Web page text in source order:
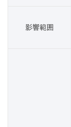
影響範囲